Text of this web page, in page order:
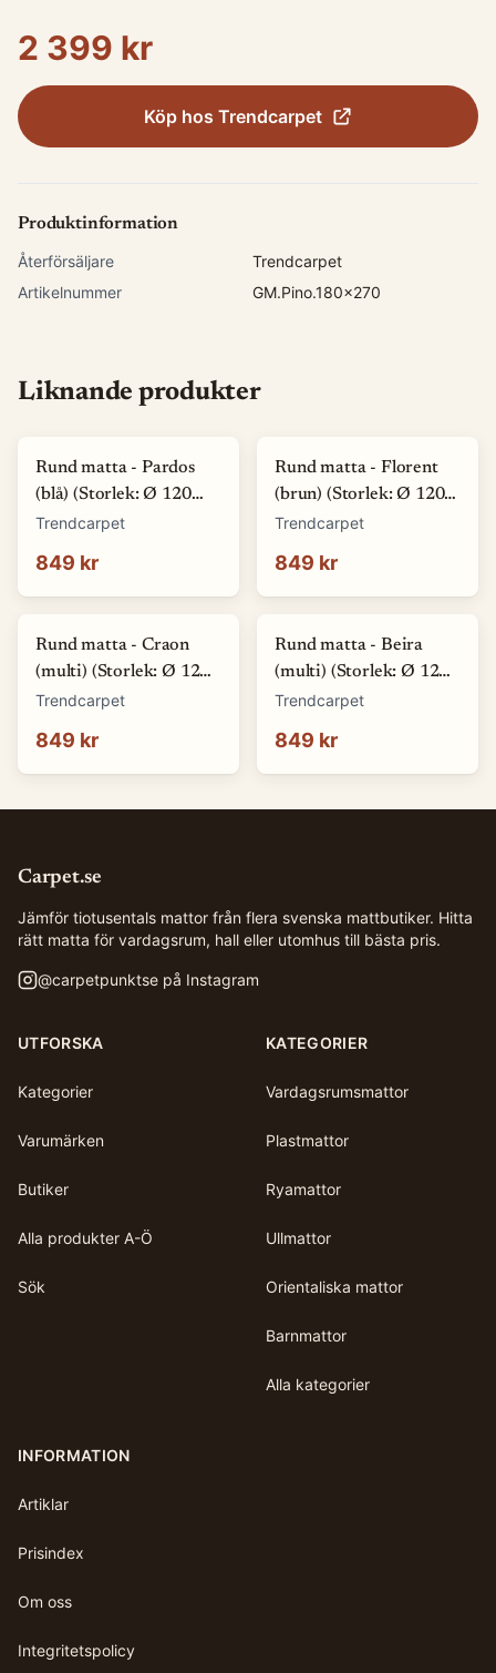
2 399 kr
Köp hos Trendcarpet
Produktinformation
Återförsäljare
Trendcarpet
Artikelnummer
GM.Pino.180x270
Liknande produkter
Rund matta - Pardos
(blå) (Storlek: Ø 120
cm)
Trendcarpet
849 kr
Rund matta - Florent
(brun) (Storlek: Ø 120
cm)
Trendcarpet
849 kr
Rund matta - Craon
(multi) (Storlek: Ø 120
cm)
Trendcarpet
849 kr
Rund matta - Beira
(multi) (Storlek: Ø 120
cm)
Trendcarpet
849 kr
Carpet.se
Jämför tiotusentals mattor från flera svenska mattbutiker. Hitta
rätt matta för vardagsrum, hall eller utomhus till bästa pris.
@carpetpunktse på Instagram
UTFORSKA
Kategorier
Varumärken
Butiker
Alla produkter A-Ö
Sök
KATEGORIER
Vardagsrumsmattor
Plastmattor
Ryamattor
Ullmattor
Orientaliska mattor
Barnmattor
Alla kategorier
INFORMATION
Artiklar
Prisindex
Om oss
Integritetspolicy